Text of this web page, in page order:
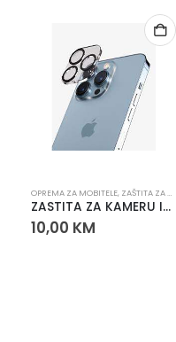
SLUŠALICE
OPREMA ZA MOBITELE, ZAŠTITA ZA KAMERU
ZASTITA ZA KAMERU IPHONE 11/12 MINI
10,00 KM